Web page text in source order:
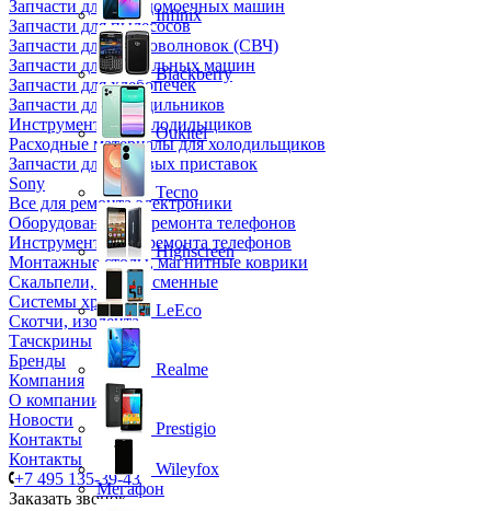
Запчасти для посудомоечных машин
Запчасти для пылесосов
Запчасти для микроволновок (СВЧ)
Запчасти для стиральных машин
Запчасти для хлебопечек
Запчасти для холодильников
Инструмент для холодильщиков
Расходные материалы для холодильщиков
Запчасти для игровых приставок
Sony
Все для ремонта электроники
Оборудование для ремонта телефонов
Инструменты для ремонта телефонов
Монтажные столы, магнитные коврики
Скальпели, лезвия сменные
Системы хранения
Скотчи, изолента
Тачскрины
Бренды
Компания
О компании
Новости
Контакты
Контакты
+7 495 135-39-43
Заказать звонок
Infinix
Blackberry
Oukitel
Tecno
Highscreen
LeEco
Realme
Prestigio
Wileyfox
Мегафон